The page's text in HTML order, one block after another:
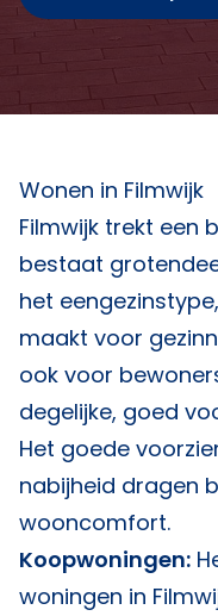
Wonen in Filmwijk
Filmwijk trekt een
bestaat
het
maakt voor
ook voor
degelijke, goed
Het goede
nabijheid dragen
wooncomfort.
Koopwoningen:
woningen in